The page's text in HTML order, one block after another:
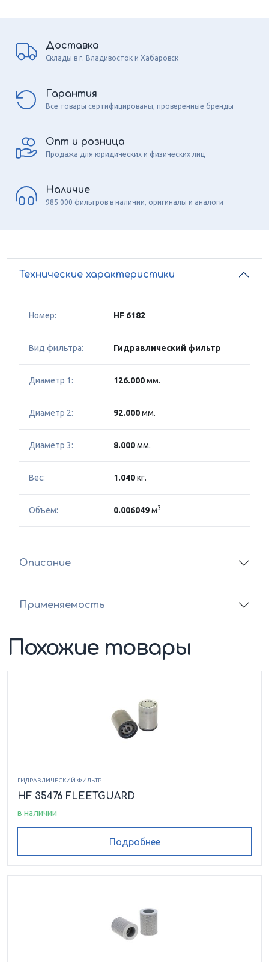
Доставка
Склады в г. Владивосток и Хабаровск
Гарантия
Все товары сертифицированы, проверенные бренды
Опт и розница
Продажа для юридических и физических лиц
Наличие
985 000 фильтров в наличии, оригиналы и аналоги
Технические характеристики
Номер: HF 6182
Вид фильтра: Гидравлический фильтр
Диаметр 1: 126.000мм.
Диаметр 2: 92.000мм.
Диаметр 3: 8.000мм.
Вес: 1.040кг.
Объём: 0.006049м3
Описание
Применяемость
Похожие товары
ГИДРАВЛИЧЕСКИЙ ФИЛЬТР
HF 35476 FLEETGUARD
в наличии
Подробнее